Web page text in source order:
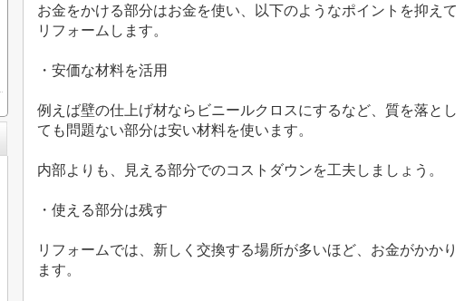
お金をかける部分はお金を使い、以下のようなポイントを抑えて
リフォームします。
・安価な材料を活用
例えば壁の仕上げ材ならビニールクロスにするなど、質を落とし
ても問題ない部分は安い材料を使います。
内部よりも、見える部分でのコストダウンを工夫しましょう。
・使える部分は残す
リフォームでは、新しく交換する場所が多いほど、お金がかかり
ます。